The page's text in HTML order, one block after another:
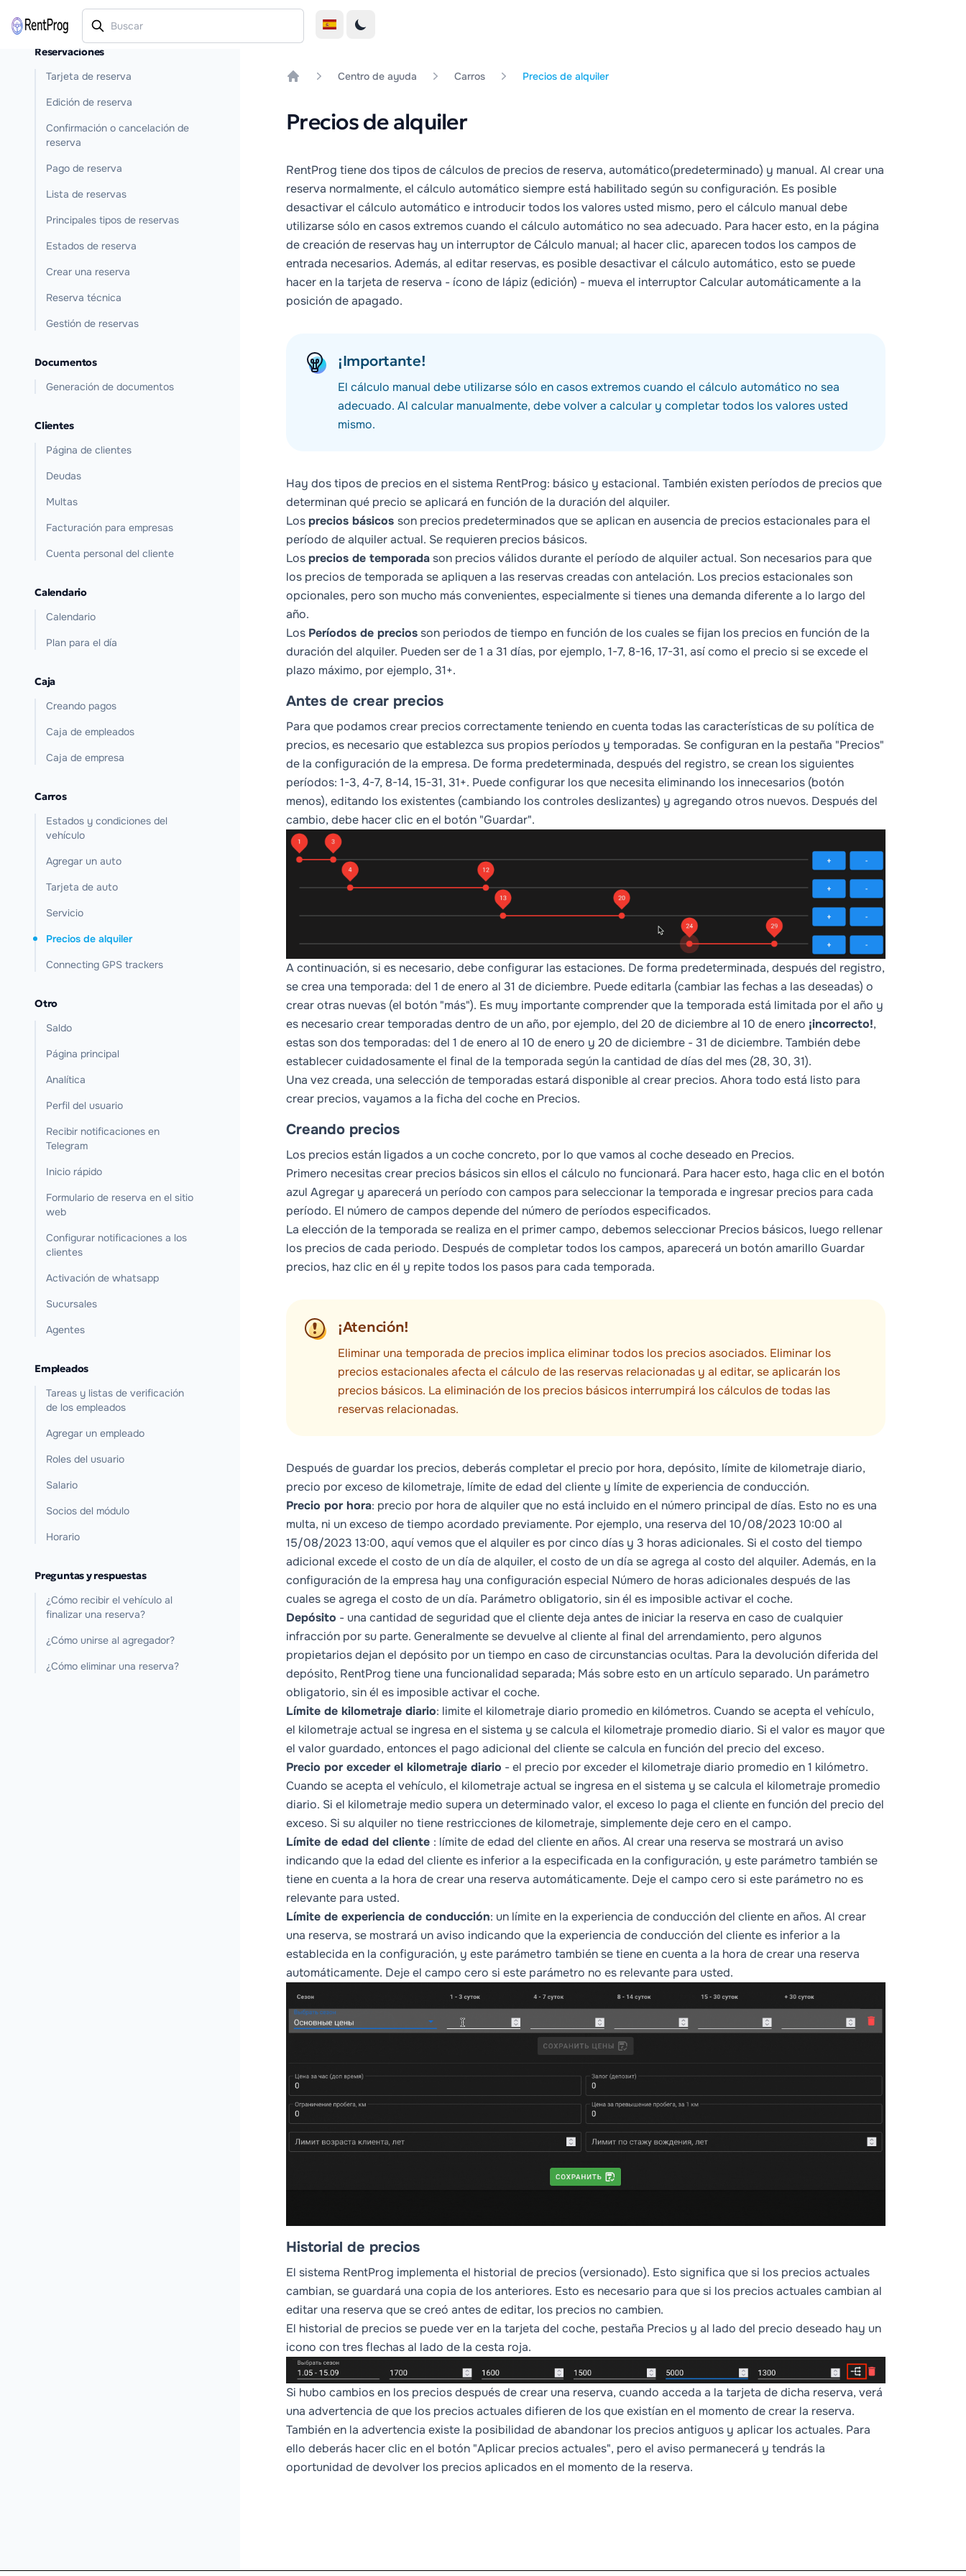
Reservaciones
Tarjeta de reserva
Edición de reserva
Confirmación o cancelación de
reserva
Pago de reserva
Lista de reservas
Principales tipos de reservas
Estados de reserva
Crear una reserva
Reserva técnica
Gestión de reservas
Documentos
Generación de documentos
Clientes
Página de clientes
Deudas
Multas
Facturación para empresas
Cuenta personal del cliente
Calendario
Calendario
Plan para el día
Caja
Creando pagos
Caja de empleados
Caja de empresa
Carros
Estados y condiciones del
vehículo
Agregar un auto
Tarjeta de auto
Servicio
Precios de alquiler
Connecting GPS trackers
Otro
Saldo
Página principal
Analítica
Perfil del usuario
Recibir notificaciones en
Telegram
Inicio rápido
Formulario de reserva en el sitio
web
Configurar notificaciones a los
clientes
Activación de whatsapp
Sucursales
Agentes
Empleados
Tareas y listas de verificación
de los empleados
Agregar un empleado
Roles del usuario
Salario
Socios del módulo
Horario
Preguntas y respuestas
¿Cómo recibir el vehículo al
finalizar una reserva?
¿Cómo unirse al agregador?
¿Cómo eliminar una reserva?
Centro de ayuda Carros Precios de alquiler
Precios de alquiler
RentProg tiene dos tipos de cálculos de precios de reserva, automático(predeterminado) y manual. Al crear una
reserva normalmente, el cálculo automático siempre está habilitado según su configuración. Es posible
desactivar el cálculo automático e introducir todos los valores usted mismo, pero el cálculo manual debe
utilizarse sólo en casos extremos cuando el cálculo automático no sea adecuado. Para hacer esto, en la página
de creación de reservas hay un interruptor de Cálculo manual; al hacer clic, aparecen todos los campos de
entrada necesarios. Además, al editar reservas, es posible desactivar el cálculo automático, esto se puede
hacer en la tarjeta de reserva - ícono de lápiz (edición) - mueva el interruptorCalcular automáticamentea la
posición de apagado.
¡Importante!
El cálculo manual debe utilizarse sólo en casos extremos cuando el cálculo automático no sea
adecuado. Al calcular manualmente, debe volver a calcular y completar todos los valores usted
mismo.
Hay dos tipos de precios en el sistema RentProg: básico y estacional. También existen períodos de preciosque
determinan qué precio se aplicará en función de la duración del alquiler.
Losprecios básicos son precios predeterminados que se aplican en ausencia de precios estacionales para el
período de alquiler actual. Se requieren precios básicos.
Losprecios de temporada son precios válidos durante el período de alquiler actual. Son necesarios para que
los precios de temporada se apliquen a las reservas creadas con antelación. Los precios estacionales son
opcionales, pero son mucho más convenientes, especialmente si tienes una demanda diferente a lo largo del
año.
Los Períodos de precios son periodos de tiempo en función de los cuales se fijan los precios en función de la
duración del alquiler. Pueden ser de 1 a 31 días, por ejemplo, 1-7, 8-16, 17-31, así como el precio si se excede el
plazo máximo, por ejemplo, 31+.
Antes de crear precios
Para que podamos crear precios correctamente teniendo en cuenta todas las características de su política de
precios, es necesario que establezca sus propios períodos y temporadas. Se configuran en la pestaña "Precios"
de la configuración de la empresa. De forma predeterminada, después del registro, se crean los siguientes
períodos: 1-3, 4-7, 8-14, 15-31, 31+. Puede configurar los que necesita eliminando los innecesarios (botón
menos), editando los existentes (cambiando los controles deslizantes) y agregando otros nuevos. Después del
cambio, debe hacer clic en el botón "Guardar".
A continuación, si es necesario, debe configurar las estaciones. De forma predeterminada, después del registro,
se crea una temporada: del 1 de enero al 31 de diciembre. Puede editarla (cambiar las fechas a las deseadas) o
crear otras nuevas (el botón "más"). Es muy importante comprender que la temporada está limitada por el año y
es necesario crear temporadas dentro de un año, por ejemplo, del 20 de diciembre al 10 de enero ¡incorrecto!,
estas son dos temporadas: del 1 de enero al 10 de enero y 20 de diciembre - 31 de diciembre. También debe
establecer cuidadosamente el final de la temporada según la cantidad de días del mes (28, 30, 31).
Una vez creada, una selección de temporadas estará disponible al crear precios. Ahora todo está listo para
crear precios, vayamos a la ficha del coche en Precios.
Creando precios
Los precios están ligados a un coche concreto, por lo que vamos al coche deseado en Precios.
Primero necesitas crear precios básicos sin ellos el cálculo no funcionará. Para hacer esto, haga clic en el botón
azul Agregar y aparecerá un período con campos para seleccionar la temporada e ingresar precios para cada
período. El número de campos depende del número de períodos especificados.
La elección de la temporada se realiza en el primer campo, debemos seleccionar Precios básicos, luego rellenar
los precios de cada periodo. Después de completar todos los campos, aparecerá un botón amarillo Guardar
precios, haz clic en él y repite todos los pasos para cada temporada.
¡Atención!
Eliminar una temporada de precios implica eliminar todos los precios asociados. Eliminar los
precios estacionales afecta el cálculo de las reservas relacionadas y al editar, se aplicarán los
precios básicos. La eliminación de los precios básicos interrumpirá los cálculos de todas las
reservas relacionadas.
Después de guardar los precios, deberás completar el precio por hora, depósito, límite de kilometraje diario,
precio por exceso de kilometraje, límite de edad del cliente y límite de experiencia de conducción.
Precio por hora: precio por hora de alquiler que no está incluido en el número principal de días. Esto no es una
multa, ni un exceso de tiempo acordado previamente. Por ejemplo, una reserva del 10/08/2023 10:00 al
15/08/2023 13:00, aquí vemos que el alquiler es por cinco días y 3 horas adicionales. Si el costo del tiempo
adicional excede el costo de un día de alquiler, el costo de un día se agrega al costo del alquiler. Además, en la
configuración de la empresa hay una configuración especial Número de horas adicionales después de las
cuales se agrega el costo de un día. Parámetro obligatorio, sin él es imposible activar el coche.
Depósito - una cantidad de seguridad que el cliente deja antes de iniciar la reserva en caso de cualquier
infracción por su parte. Generalmente se devuelve al cliente al final del arrendamiento, pero algunos
propietarios dejan el depósito por un tiempo en caso de circunstancias ocultas. Para la devolución diferida del
depósito, RentProg tiene una funcionalidad separada; Más sobre esto en un artículo separado. Un parámetro
obligatorio, sin él es imposible activar el coche.
Límite de kilometraje diario: limite el kilometraje diario promedio en kilómetros. Cuando se acepta el vehículo,
el kilometraje actual se ingresa en el sistema y se calcula el kilometraje promedio diario. Si el valor es mayor que
el valor guardado, entonces el pago adicional del cliente se calcula en función del precio del exceso.
Precio por exceder el kilometraje diario - el precio por exceder el kilometraje diario promedio en 1 kilómetro.
Cuando se acepta el vehículo, el kilometraje actual se ingresa en el sistema y se calcula el kilometraje promedio
diario. Si el kilometraje medio supera un determinado valor, el exceso lo paga el cliente en función del precio del
exceso. Si su alquiler no tiene restricciones de kilometraje, simplemente deje cero en el campo.
Límite de edad del cliente : límite de edad del cliente en años. Al crear una reserva se mostrará un aviso
indicando que la edad del cliente es inferior a la especificada en la configuración, y este parámetro también se
tiene en cuenta a la hora de crear una reserva automáticamente. Deje el campo cero si este parámetro no es
relevante para usted.
Límite de experiencia de conducción: un límite en la experiencia de conducción del cliente en años. Al crear
una reserva, se mostrará un aviso indicando que la experiencia de conducción del cliente es inferior a la
establecida en la configuración, y este parámetro también se tiene en cuenta a la hora de crear una reserva
automáticamente. Deje el campo cero si este parámetro no es relevante para usted.
Historial de precios
El sistema RentProg implementa el historial de precios (versionado). Esto significa que si los precios actuales
cambian, se guardará una copia de los anteriores. Esto es necesario para que si los precios actuales cambian al
editar una reserva que se creó antes de editar, los precios no cambien.
El historial de precios se puede ver en la tarjeta del coche, pestaña Precios y al lado del precio deseado hay un
icono con tres flechas al lado de la cesta roja.
Si hubo cambios en los precios después de crear una reserva, cuando acceda a la tarjeta de dicha reserva, verá
una advertencia de que los precios actuales difieren de los que existían en el momento de crear la reserva.
También en la advertencia existe la posibilidad de abandonar los precios antiguos y aplicar los actuales. Para
ello deberás hacer clic en el botón "Aplicar precios actuales", pero el aviso permanecerá y tendrás la
oportunidad de devolver los precios aplicados en el momento de la reserva.